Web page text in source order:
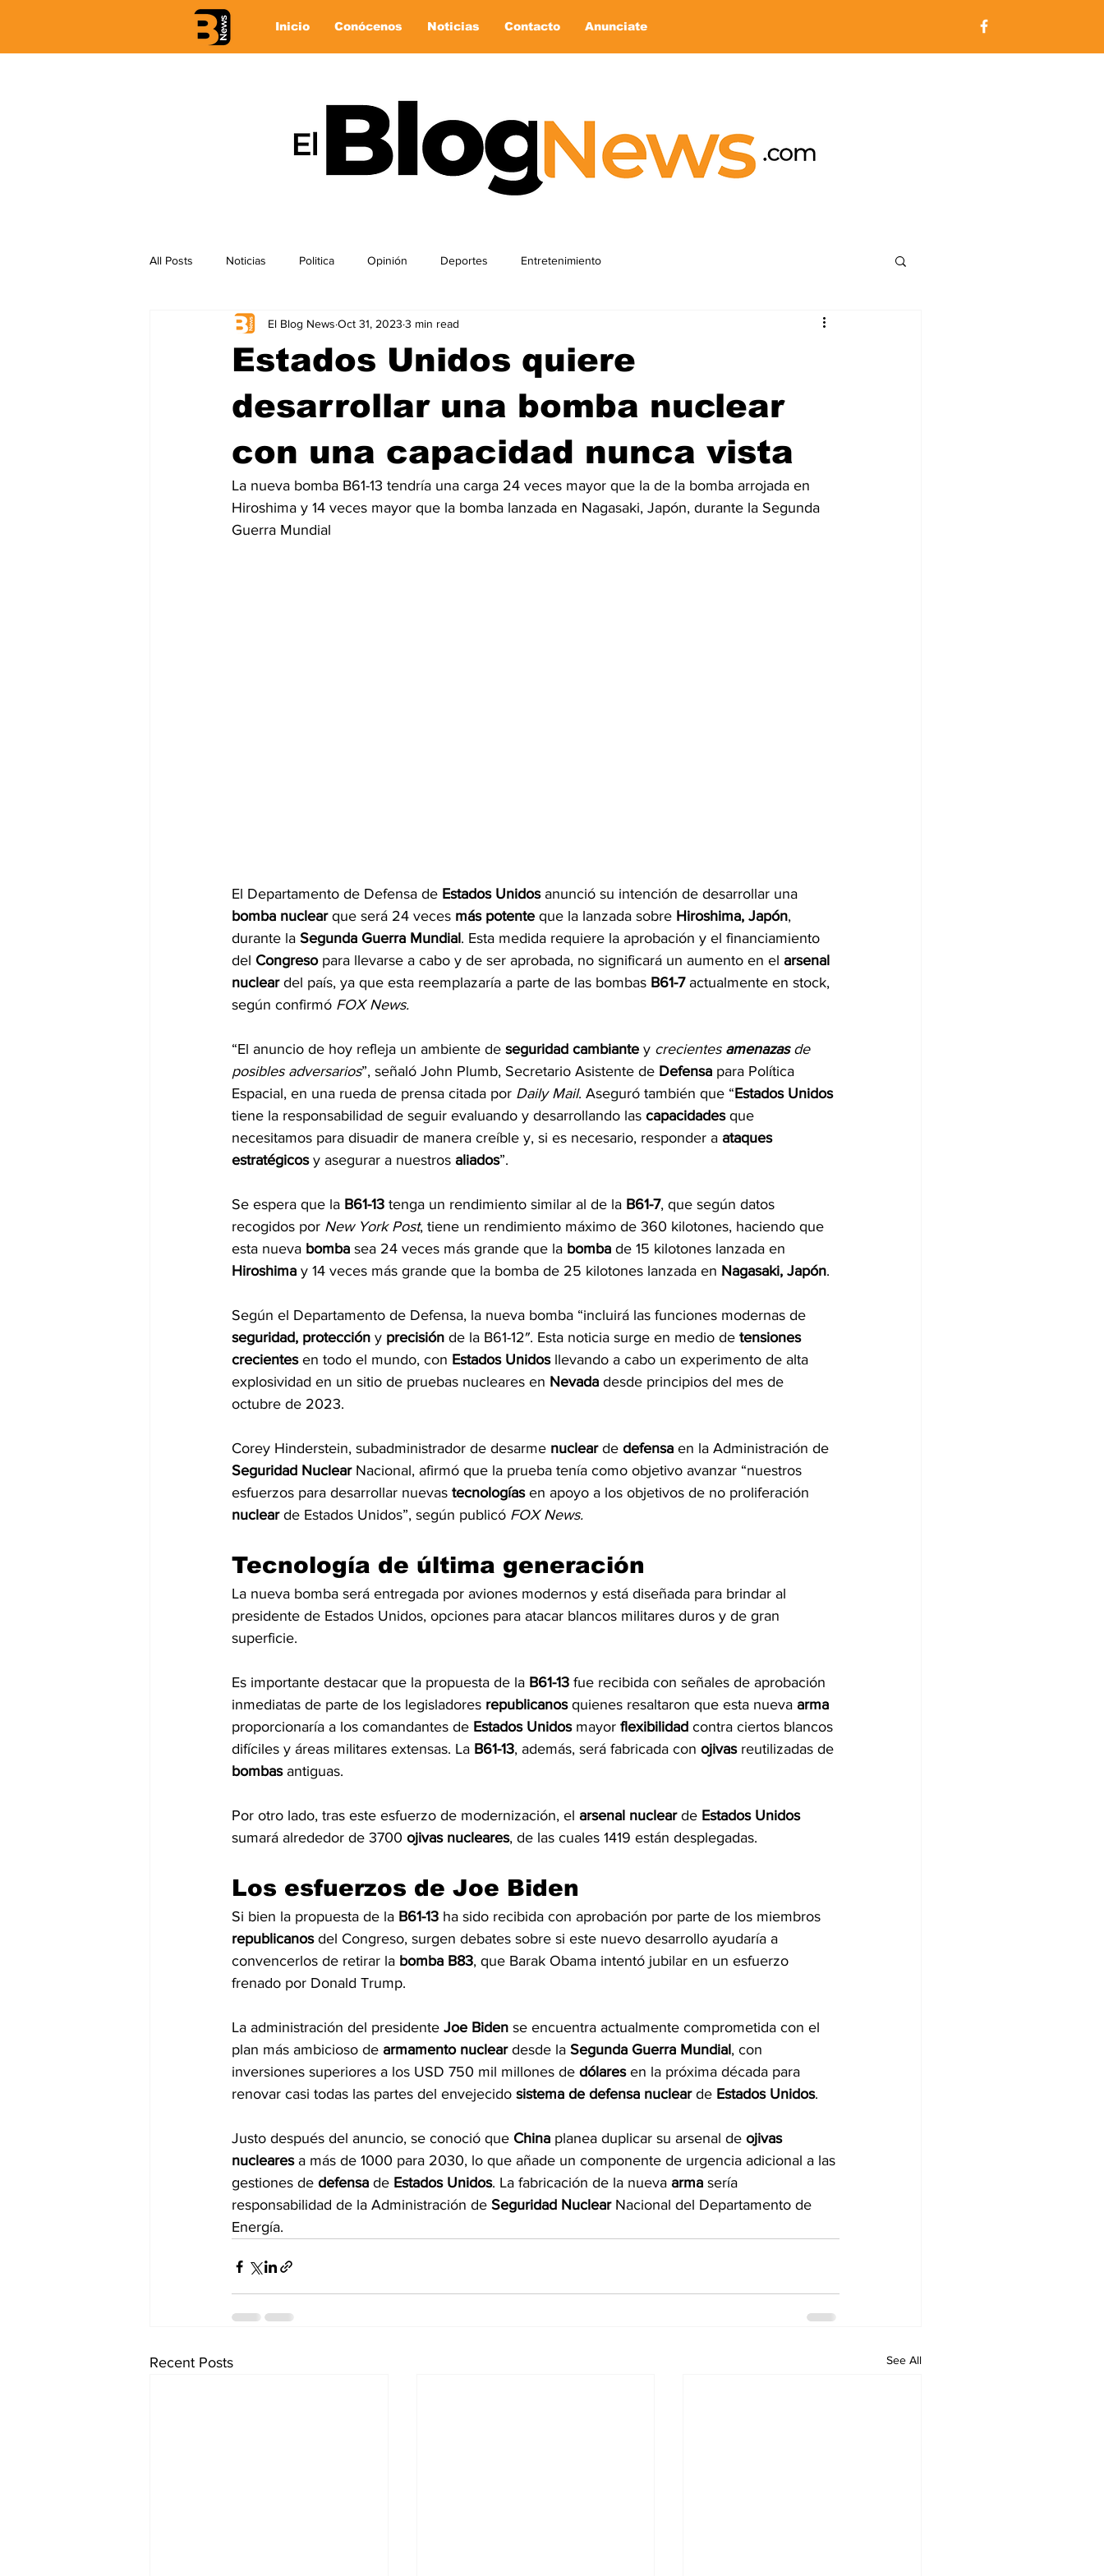
Inicio Conócenos Noticias Contacto Anunciate
All Posts Noticias Politica Opinión Deportes Entretenimiento
Estados Unidos quiere
desarrollar una bomba nuclear
con una capacidad nunca vista
El Blog News Oct 31, 2023 3 min read
La nueva bomba B61-13 tendría una carga 24 veces mayor que la de la bomba arrojada en
Hiroshima y 14 veces mayor que la bomba lanzada en Nagasaki, Japón, durante la Segunda
Guerra Mundial
El Departamento de Defensa de Estados Unidos anunció su intención de desarrollar una
bomba nuclear que será 24 veces más potente que la lanzada sobre Hiroshima, Japón,
durante la Segunda Guerra Mundial. Esta medida requiere la aprobación y el financiamiento
del Congreso para llevarse a cabo y de ser aprobada, no significará un aumento en el arsenal
nuclear del país, ya que esta reemplazaría a parte de las bombas B61-7 actualmente en stock,
según confirmó FOX News.
“El anuncio de hoy refleja un ambiente de seguridad cambiante y crecientes amenazas de
posibles adversarios”, señaló John Plumb, Secretario Asistente de Defensa para Política
Espacial, en una rueda de prensa citada por Daily Mail. Aseguró también que “Estados Unidos
tiene la responsabilidad de seguir evaluando y desarrollando las capacidades que
necesitamos para disuadir de manera creíble y, si es necesario, responder a ataques
estratégicos y asegurar a nuestros aliados”.
Se espera que la B61-13 tenga un rendimiento similar al de la B61-7, que según datos
recogidos por New York Post, tiene un rendimiento máximo de 360 kilotones, haciendo que
esta nueva bomba sea 24 veces más grande que la bomba de 15 kilotones lanzada en
Hiroshima y 14 veces más grande que la bomba de 25 kilotones lanzada en Nagasaki, Japón.
Según el Departamento de Defensa, la nueva bomba “incluirá las funciones modernas de
seguridad, protección y precisión de la B61-12″. Esta noticia surge en medio de tensiones
crecientes en todo el mundo, con Estados Unidos llevando a cabo un experimento de alta
explosividad en un sitio de pruebas nucleares en Nevada desde principios del mes de
octubre de 2023.
Corey Hinderstein, subadministrador de desarme nuclear de defensa en la Administración de
Seguridad Nuclear Nacional, afirmó que la prueba tenía como objetivo avanzar “nuestros
esfuerzos para desarrollar nuevas tecnologías en apoyo a los objetivos de no proliferación
nuclear de Estados Unidos”, según publicó FOX News.
Tecnología de última generación
La nueva bomba será entregada por aviones modernos y está diseñada para brindar al
presidente de Estados Unidos, opciones para atacar blancos militares duros y de gran
superficie.
Es importante destacar que la propuesta de la B61-13 fue recibida con señales de aprobación
inmediatas de parte de los legisladores republicanos quienes resaltaron que esta nueva arma
proporcionaría a los comandantes de Estados Unidos mayor flexibilidad contra ciertos blancos
difíciles y áreas militares extensas. La B61-13, además, será fabricada con ojivas reutilizadas de
bombas antiguas.
Por otro lado, tras este esfuerzo de modernización, el arsenal nuclear de Estados Unidos
sumará alrededor de 3700 ojivas nucleares, de las cuales 1419 están desplegadas.
Los esfuerzos de Joe Biden
Si bien la propuesta de la B61-13 ha sido recibida con aprobación por parte de los miembros
republicanos del Congreso, surgen debates sobre si este nuevo desarrollo ayudaría a
convencerlos de retirar la bomba B83, que Barak Obama intentó jubilar en un esfuerzo
frenado por Donald Trump.
La administración del presidente Joe Biden se encuentra actualmente comprometida con el
plan más ambicioso de armamento nuclear desde la Segunda Guerra Mundial, con
inversiones superiores a los USD 750 mil millones de dólares en la próxima década para
renovar casi todas las partes del envejecido sistema de defensa nuclear de Estados Unidos.
Justo después del anuncio, se conoció que China planea duplicar su arsenal de ojivas
nucleares a más de 1000 para 2030, lo que añade un componente de urgencia adicional a las
gestiones de defensa de Estados Unidos. La fabricación de la nueva arma sería
responsabilidad de la Administración de Seguridad Nuclear Nacional del Departamento de
Energía.
Recent Posts See All